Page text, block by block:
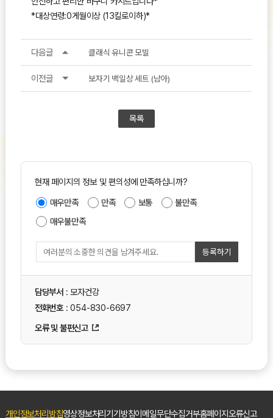
*대상연령:0게월이상 (13킬로이하)*
다음글 클래식 유니콘 모빌
이전글 보자기 백일상 세트 (남아)
목록
현재 페이지의 정보 및 편의성에 만족하십니까?
매우만족 만족 보통
불만족
매우불만족
등록하기
담당부서: 모자건강
전화번호: 054-830-6697
오류 및 불편신고
개인정보처리방침영상정보처리기기방침이메일무단수집거부홈페이지오류신고